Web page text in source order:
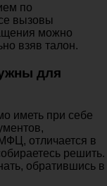
по
вызовы
можно
взяв талон.
для
иметь при себе
отличается в
решить.
обратившись в